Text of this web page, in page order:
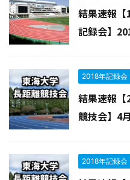
結果速報
記録会】
2018年記録会
結果速報【
競技会】4
2018年記録会